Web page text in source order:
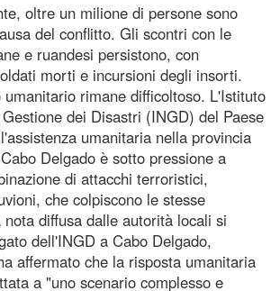
oltre un milione di persone sono
del conflitto. Gli scontri con le
e ruandesi persistono, con
morti e incursioni degli insorti.
umanitario rimane difficoltoso. L'Istituto
dei Disastri (INGD) del Paese
umanitaria nella provincia
Delgado è sotto pressione a
di attacchi terroristici,
che colpiscono le stesse
diffusa dalle autorità locali si
dell'INGD a Cabo Delgado,
affermato che la risposta umanitaria
a "uno scenario complesso e